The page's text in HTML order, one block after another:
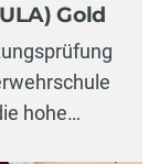
Gold
hohe…